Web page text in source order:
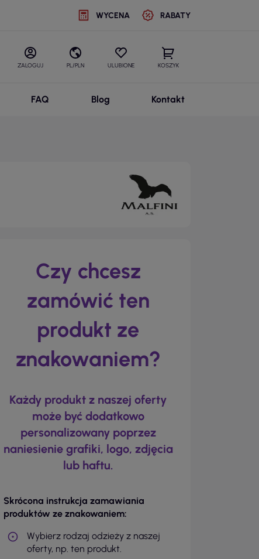
WYCENA RABATY
ZALOGUJ PL/PLN ULUBIONE KOSZYK
FAQ Blog Kontakt
Czy chcesz
zamówić ten
produkt ze
znakowaniem?
Każdy produkt z naszej oferty
może być dodatkowo
personalizowany poprzez
naniesienie grafiki, logo, zdjęcia
lub haftu.
Skrócona instrukcja zamawiania
produktów ze znakowaniem:
Wybierz rodzaj odzieży z naszej
oferty, np. ten produkt.